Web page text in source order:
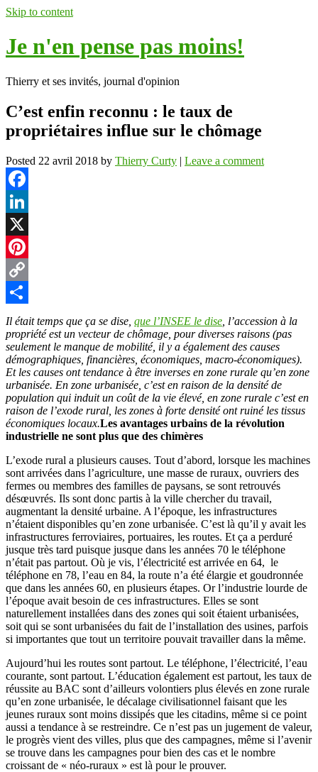
Skip to content
Je n'en pense pas moins!
Thierry et ses invités, journal d'opinion
C’est enfin reconnu : le taux de
propriétaires influe sur le chômage
Posted 22 avril 2018 by Thierry Curty | Leave a comment
Facebook
LinkedIn
X
Pinterest
Copy
Link
Partager
Il était temps que ça se dise, que l’INSEE le dise , l’accession à la
propriété est un vecteur de chômage, pour diverses raisons (pas
seulement le manque de mobilité, il y a également des causes
démographiques, financières, économiques, macro-économiques).
Et les causes ont tendance à être inverses en zone rurale qu’en zone
urbanisée. En zone urbanisée, c’est en raison de la densité de
population qui induit un coût de la vie élevé, en zone rurale c’est en
raison de l’exode rural, les zones à forte densité ont ruiné les tissus
économiques locaux.Les avantages urbains de la révolution
industrielle ne sont plus que des chimères
L’exode rural a plusieurs causes. Tout d’abord, lorsque les machines
sont arrivées dans l’agriculture, une masse de ruraux, ouvriers des
fermes ou membres des familles de paysans, se sont retrouvés
désœuvrés. Ils sont donc partis à la ville chercher du travail,
augmentant la densité urbaine. A l’époque, les infrastructures
n’étaient disponibles qu’en zone urbanisée. C’est là qu’il y avait les
infrastructures ferroviaires, portuaires, les routes. Et ça a perduré
jusque très tard puisque jusque dans les années 70 le téléphone
n’était pas partout. Où je vis, l’électricité est arrivée en 64, le
téléphone en 78, l’eau en 84, la route n’a été élargie et goudronnée
que dans les années 60, en plusieurs étapes. Or l’industrie lourde de
l’époque avait besoin de ces infrastructures. Elles se sont
naturellement installées dans des zones qui soit étaient urbanisées,
soit qui se sont urbanisées du fait de l’installation des usines, parfois
si importantes que tout un territoire pouvait travailler dans la même.
Aujourd’hui les routes sont partout. Le téléphone, l’électricité, l’eau
courante, sont partout. L’éducation également est partout, les taux de
réussite au BAC sont d’ailleurs volontiers plus élevés en zone rurale
qu’en zone urbanisée, le décalage civilisationnel faisant que les
jeunes ruraux sont moins dissipés que les citadins, même si ce point
aussi a tendance à se restreindre. Ce n’est pas un jugement de valeur,
le progrès vient des villes, plus que des campagnes, même si l’avenir
se trouve dans les campagnes pour bien des cas et le nombre
croissant de « néo-ruraux » est là pour le prouver.